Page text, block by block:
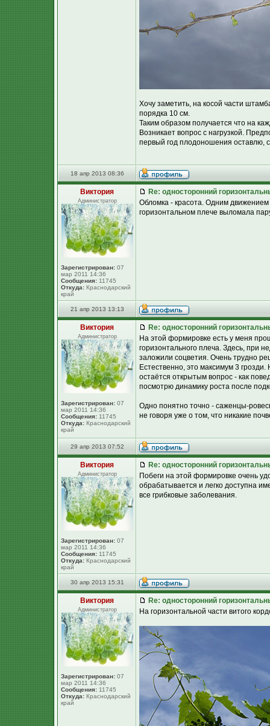
Хочу заметить, на косой части
порядка 10 см.
Таким образом получается что на
Возникает вопрос с нагрузкой.
первый год плодоношения оставлю,
18 апр 2013 08:36
Виктория
Администратор
Зарегистрирован: 07
мар 2011 14:36
Сообщения: 11745
Откуда: Краснодарский
край
Re: односторонний
Обломка - красота. Одним движением
горизонтальном плече выломала
21 апр 2013 13:13
Виктория
Администратор
Зарегистрирован: 07
мар 2011 14:36
Сообщения: 11745
Откуда: Краснодарский
край
Re: односторонний
На этой формировке есть у меня
горизонтального плеча. Здесь, при
заложили соцветия. Очень трудно
Естественно, это максимум 3
остаётся открытым вопрос - как
посмотрю динамику роста после
Одно понятно точно - саженцы-
не говоря уже о том, что никакие
29 апр 2013 07:52
Виктория
Администратор
Зарегистрирован: 07
мар 2011 14:36
Сообщения: 11745
Откуда: Краснодарский
край
Re: односторонний
Побеги на этой формировке очень
обрабатывается и легко доступна
все грибковые заболевания.
30 апр 2013 15:31
Виктория
Администратор
Зарегистрирован: 07
мар 2011 14:36
Сообщения: 11745
Откуда: Краснодарский
край
Re: односторонний
На горизонтальной части витого